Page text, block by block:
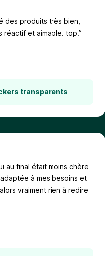
des produits très bien,
réactif et aimable. top.”
transparents
au final était moins chère
à mes besoins et
vraiment rien à redire